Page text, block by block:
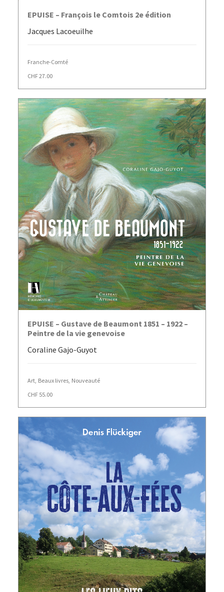
AJOUTER AU PANIER
EPUISE – François le Comtois 2e édition
Jacques Lacoeuilhe
Franche-Comté
CHF27.00
AJOUTER AU PANIER
EPUISE – Gustave de Beaumont 1851 – 1922 –
Peintre de la vie genevoise
Coraline Gajo-Guyot
Art, Beaux livres, Nouveauté
CHF 55.00